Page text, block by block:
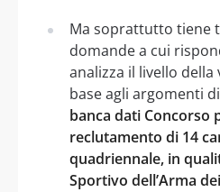
Ma soprattutto tiene
domande a cui
analizza il livello
base agli argomenti
banca dati Concorso
reclutamento di 14
quadriennale, in
Sportivo dell’Arma